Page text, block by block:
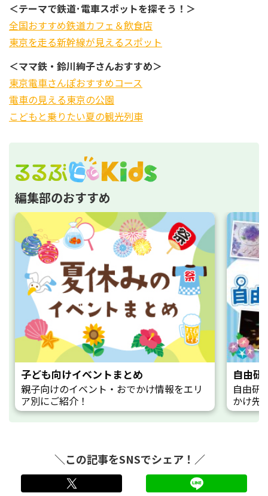
＜テーマで鉄道･電車スポットを探そう！＞
全国おすすめ鉄道カフェ＆飲食店
東京を走る新幹線が見えるスポット
＜ママ鉄・鈴川絢子さんおすすめ＞
東京電車さんぽおすすめコース
電車の見える東京の公園
こどもと乗りたい夏の観光列車
編集部のおすすめ
子ども向けイベントまとめ
親子向けのイベント・おでかけ情報をエリ
ア別にご紹介！
自由研
自由研
かけ先
＼この記事をSNSでシェア！／